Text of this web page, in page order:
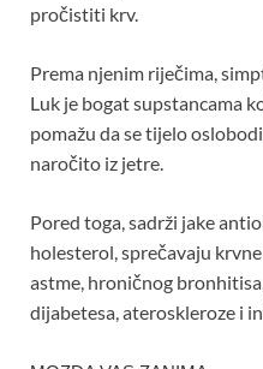
pročistiti krv.
Prema njenim riječima,
Luk je bogat supstancama
pomažu da se tijelo
naročito iz jetre.
Pored toga, sadrži jake
holesterol, sprečavaju
astme, hroničnog
dijabetesa, ateroskleroze i